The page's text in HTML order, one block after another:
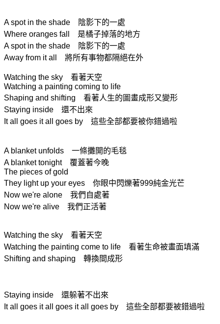
A spot in the shade 陰影下的一處
Where oranges fall 是橘子掉落的地方
A spot in the shade 陰影下的一處
Away from it all 將所有事物都隔絕在外
Watching the sky 看著天空
Watching a painting coming to life
Shaping and shifting 看著人生的圖畫成形又變形
Staying inside 還不出來
It all goes it all goes by 這些全部都要被你錯過啦
A blanket unfolds 一條攤開的毛毯
A blanket tonight 覆蓋著今晚
The pieces of gold
They light up your eyes
你眼中閃爍著999純金光芒
Now we're alone 我們自處著
Now we're alive 我們正活著
Watching the sky 看著天空
Watching the painting come to life 看著生命被畫面填滿
Shifting and shaping 轉換間成形
Staying inside 還躲著不出來
It all goes it all goes it all goes by 這些全部都要被錯過啦